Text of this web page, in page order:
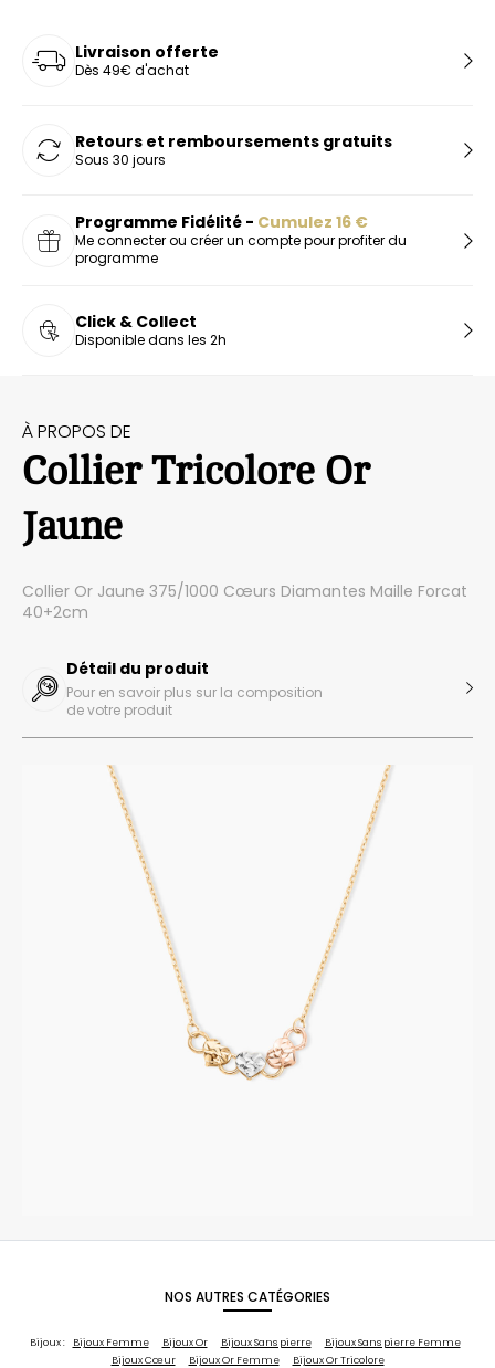
Livraison offerte
Dès 49€ d'achat
Retours et remboursements gratuits
Sous 30 jours
Programme Fidélité - Cumulez 16 €
Me connecter ou créer un compte pour profiter du
programme
Click & Collect
Disponible dans les 2h
À PROPOS DE
Collier Tricolore Or
Jaune
Collier Or Jaune 375/1000 Cœurs Diamantes Maille Forcat
40+2cm
Détail du produit
Pour en savoir plus sur la composition
de votre produit
NOS AUTRES CATÉGORIES
Bijoux : Bijoux Femme Bijoux Or Bijoux Sans pierre
Bijoux Sans pierre Femme
Bijoux Cœur
Bijoux Or Femme Bijoux Or Tricolore